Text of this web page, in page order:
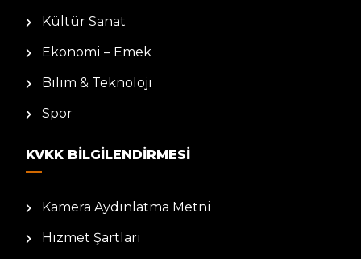
Kültür Sanat
Ekonomi – Emek
Bilim & Teknoloji
Spor
KVKK BILGILENDIRMESI
Kamera Aydınlatma Metni
Hizmet Şartları